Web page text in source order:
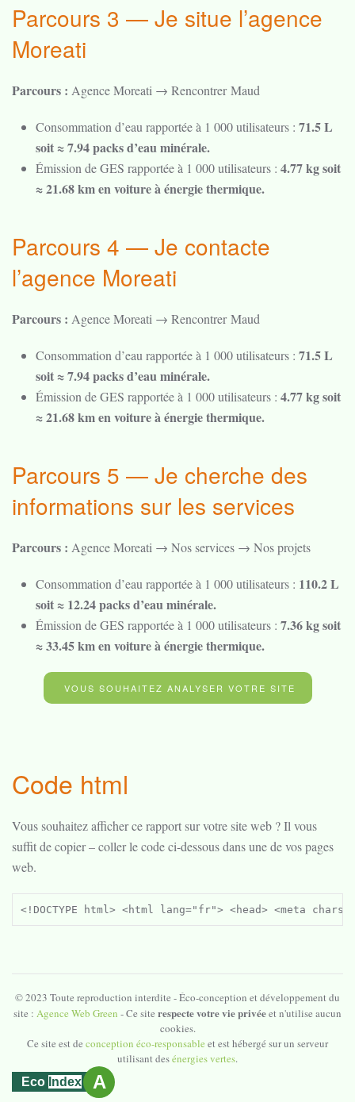
Parcours 3 — Je situe l’agence
Moreati
Parcours : Agence Moreati → Rencontrer Maud
Consommation d’eau rapportée à 1 000 utilisateurs : 71.5 L
soit ≈ 7.94 packs d’eau minérale.
Émission de GES rapportée à 1 000 utilisateurs : 4.77 kg soit
≈ 21.68 km en voiture à énergie thermique.
Parcours 4 — Je contacte
l’agence Moreati
Parcours : Agence Moreati → Rencontrer Maud
Consommation d’eau rapportée à 1 000 utilisateurs : 71.5 L
soit ≈ 7.94 packs d’eau minérale.
Émission de GES rapportée à 1 000 utilisateurs : 4.77 kg soit
≈ 21.68 km en voiture à énergie thermique.
Parcours 5 — Je cherche des
informations sur les services
Parcours : Agence Moreati → Nos services → Nos projets
Consommation d’eau rapportée à 1 000 utilisateurs : 110.2 L
soit ≈ 12.24 packs d’eau minérale.
Émission de GES rapportée à 1 000 utilisateurs : 7.36 kg soit
≈ 33.45 km en voiture à énergie thermique.
VOUS SOUHAITEZ ANALYSER VOTRE SITE
Code html
Vous souhaitez afficher ce rapport sur votre site web ? Il vous
suffit de copier – coller le code ci-dessous dans une de vos pages
web.
<!DOCTYPE html> <html lang="fr"> <head> <meta charset="utf-8"> <title>Agence Moreati - Déclaration environnementale</title>  <style> .ecoindex__list{display:flex;flex-wrap:wrap;list-style:none;padding:0;margin:0} .ecoindex__note{ 	display:flex; 	align-items:flex-end; 	justify-content:flex-end; 	padding:.75rem; 	margin:.3rem; 	border:.2rem solid; 	width:4rem; 	height:4rem; 	border-radius:.625rem; 	font-size:.8rem; 	background:#fff 	} .ecoindex__note--active{font-size:4rem;align-items:center;justify-content:center;color:#000} .ecoindex__note:nth-child(1){border-color:#4f9f30} .ecoindex__note:nth-child(1).ecoindex__note--active{background:#4f9f30} .ecoindex__note:nth-child(2){border-color:#51b84b} .ecoindex__note:nth-child(2).ecoindex__note--active{background:#51b84b} .ecoindex__note:nth-child(3){border-color:#cadb2a} .ecoindex__note:nth-child(3).ecoindex__note--active{background:#cadb2a} .ecoindex__note:nth-child(4){border-color:#f6eb15} .ecoindex__note:nth-child(4).ecoindex__note--active{background:#f6eb15} .ecoindex__note:nth-child(5){border-color:#fecd06} .ecoindex__note:nth-child(5).ecoindex__note--active{background:#fecd06} .ecoindex__note:nth-child(6){border-color:#f99839} .ecoindex__note:nth-child(6).ecoindex__note--active{background:#f99839} .ecoindex__note:nth-child(7){border-color:#ed2124} .ecoindex__note:nth-child(7).ecoindex__note--active{background:#ed2124} </style> </head>  <body> 	<h1>Agence Moreati – Déclaration environnementale</h1> <h2>Niveau d’écoconception du site web</h2> <p><em>Analyse effectuée le : 21/01/2026</em></p>  <ul class="ecoindex__list"> <li class="ecoindex__note">A</li> <li class="ecoindex__note">B</li> <li class="ecoindex__note">C</li> <li class="ecoindex__note">D</li> <li class="ecoindex__note">E</li> <li class="ecoindex__note ecoindex__note--active">F</li> <li class="ecoindex__note">G</li> </ul>  <ul> <li>Note EcoIndex : <strong>23.84/100</strong></li> <li>Consommation d’eau (1 000 utilisateurs) : <strong>37.85 L ≈ 4.21 packs</strong></li> <li>GES (1 000 utilisateurs) : <strong>2.53 kg ≈ 11.5 km</strong></li> </ul>
© 2023 Toute reproduction interdite - Éco-conception et développement du
site : Agence Web Green - Ce site respecte votre vie privéeet n'utilise aucun
cookies.
Ce site est de conception éco-responsable et est hébergé sur un serveur
utilisant desénergies vertes.
Eco Index A